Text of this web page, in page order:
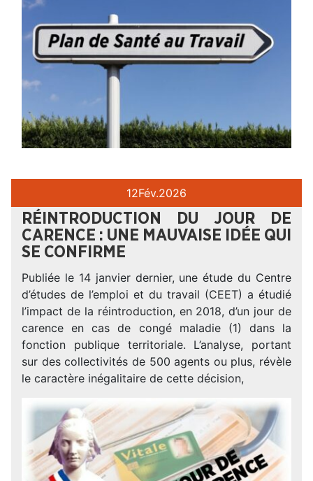
12Fév.2026
RÉINTRODUCTION DU JOUR DE
CARENCE : UNE MAUVAISE IDÉE QUI
SE CONFIRME
Publiée le 14 janvier dernier, une étude du Centre
d’études de l’emploi et du travail (CEET) a étudié
l’impact de la réintroduction, en 2018, d’un jour de
carence en cas de congé maladie (1) dans la
fonction publique territoriale. L’analyse, portant
sur des collectivités de 500 agents ou plus, révèle
le caractère inégalitaire de cette décision,